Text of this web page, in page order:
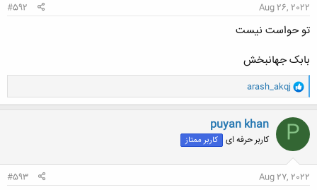
Aug 26, 2022
#592
تو حواست نیست
بابک جهانبخش
و
ا
ک
ن
ش
ه
ا
arash_akqj
P
puyan khan
کاربر حرفه ای کاربر ممتاز
Aug 27, 2022
#593